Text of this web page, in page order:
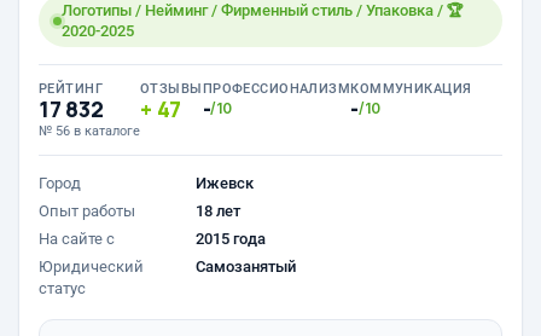
Логотипы / Нейминг / Фирменный стиль / Упаковка / 🏆
2020-2025
РЕЙТИНГ
17 832
№ 56 в каталоге
ОТЗЫВЫ
47
ПРОФЕССИОНАЛИЗМ
-/10
КОММУНИКАЦИЯ
-/10
Город
Ижевск
Опыт работы
18 лет
На сайте с
2015 года
Юридический
статус
Самозанятый